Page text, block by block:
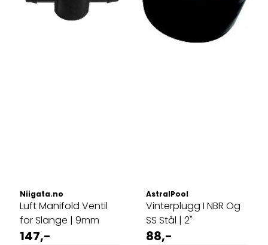
Niigata.no
Luft Manifold Ventil
for Slange | 9mm
147,-
AstralPool
Vinterplugg I NBR Og
SS Stål | 2"
88,-